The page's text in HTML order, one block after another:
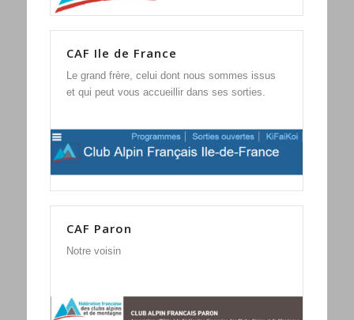
CAF Ile de France
Le grand frère, celui dont nous sommes issus
et qui peut vous accueillir dans ses sorties.
CAF Paron
Notre voisin